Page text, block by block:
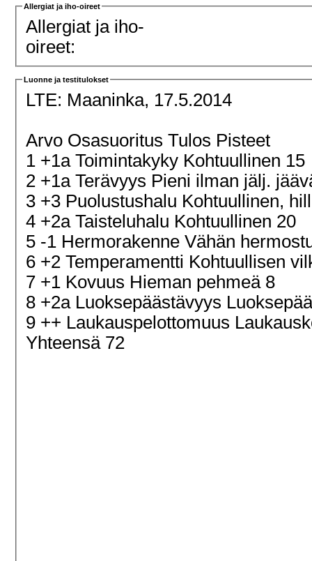
Allergiat ja iho-oireet
Allergiat ja iho-
oireet:
Luonne ja testitulokset
LTE: Maaninka, 17.5.2014
Arvo Osasuoritus Tulos Pisteet
1 +1a Toimintakyky Kohtuullinen 15
2 +1a Terävyys Pieni ilman jälj.
3 +3 Puolustushalu Kohtuullinen,
4 +2a Taisteluhalu Kohtuullinen 20
5 -1 Hermorakenne Vähän
6 +2 Temperamentti Kohtuullisen
7 +1 Kovuus Hieman pehmeä 8
8 +2a Luoksepäästävyys
9 ++ Laukauspelottomuus
Yhteensä 72